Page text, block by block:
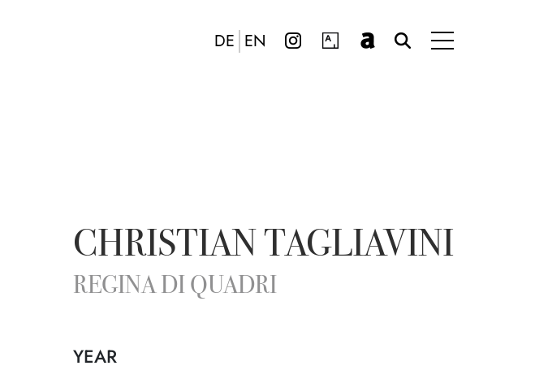
DE EN
CHRISTIAN TAGLIAVINI
REGINA DI QUADRI
YEAR